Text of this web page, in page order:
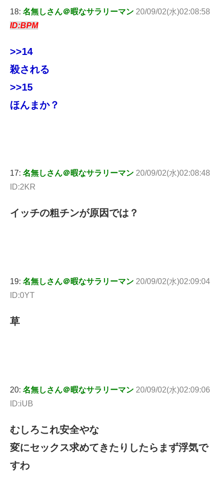
18: 名無しさん＠暇なサラリーマン 20/09/02(水)02:08:58
ID:BPM
>>14
殺される
>>15
ほんまか？
17: 名無しさん＠暇なサラリーマン 20/09/02(水)02:08:48
ID:2KR
イッチの粗チンが原因では？
19: 名無しさん＠暇なサラリーマン 20/09/02(水)02:09:04
ID:0YT
草
20: 名無しさん＠暇なサラリーマン 20/09/02(水)02:09:06
ID:iUB
むしろこれ安全やな
変にセックス求めてきたりしたらまず浮気で
すわ